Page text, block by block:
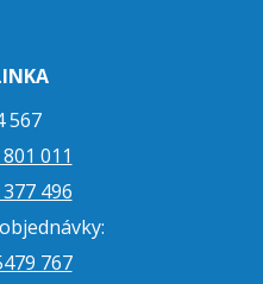
567
011
496
767